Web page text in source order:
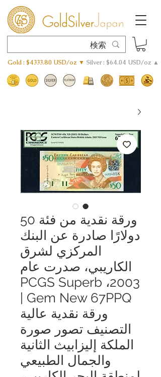
Gold : $4333.80 USD/oz ▼ Silver : $64.04 USD/oz ▲
ورقة نقدية من فئة 50
دولارًا صادرة عن البنك
المركزي لشرق
الكاريبي، صدرت عام
2003، PCGS Superb
ورقة نقدية عالية
التصنيف تصور صورة
الملكة إليزابيث الثانية
والجمال الطبيعي